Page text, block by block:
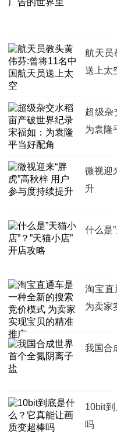
航天员
送上太
超级杂
为袁隆
微视迎
升
什么是
淘宝直
为卖家
我国合
10bit
吗